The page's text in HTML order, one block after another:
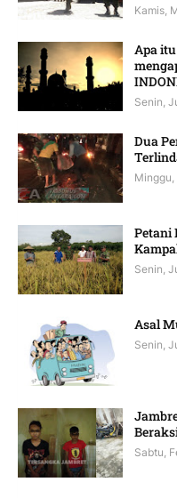
Kamis,
Apa
Senin,
Dua
Minggu,
Petani
Senin,
Asal
Senin,
Sabtu,